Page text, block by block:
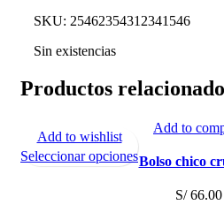
SKU: 25462354312341546
Sin existencias
Productos
Add to
Bolso chico
S/66.00
Add to wishlist
Seleccionar opcionesEste